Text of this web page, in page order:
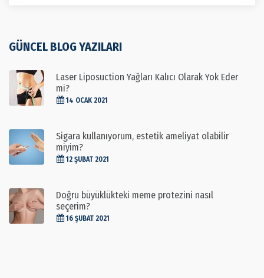
GÜNCEL BLOG YAZILARI
Laser Liposuction Yağları Kalıcı Olarak Yok Eder
mi?
14 OCAK 2021
Sigara kullanıyorum, estetik ameliyat olabilir
miyim?
12 ŞUBAT 2021
Doğru büyüklükteki meme protezini nasıl
seçerim?
16 ŞUBAT 2021